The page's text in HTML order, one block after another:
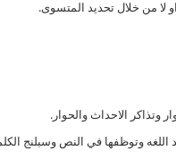
لا من خلال تحديد المتسوى.
الاحداث والحوار.
وتوظفها في النص وسبلنج